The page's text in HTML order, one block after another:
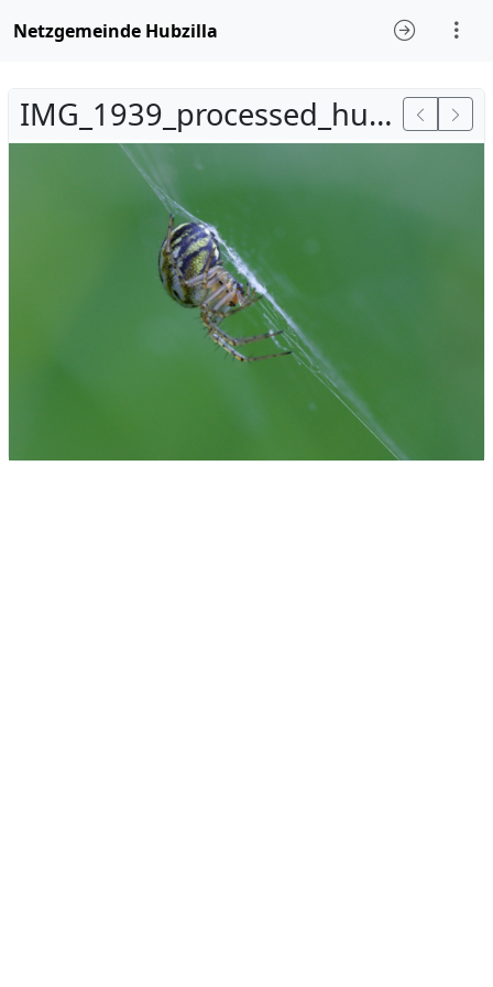
Netzgemeinde Hubzilla
IMG_1939_processed_hubzilla.jpg